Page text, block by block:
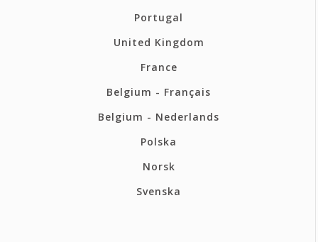
Portugal
United Kingdom
France
Belgium - Français
Belgium - Nederlands
Polska
Norsk
Svenska